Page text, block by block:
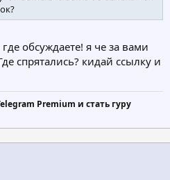
обсуждаете! я че за вами
спрятались? кидай ссылку и
Premium и стать гуру